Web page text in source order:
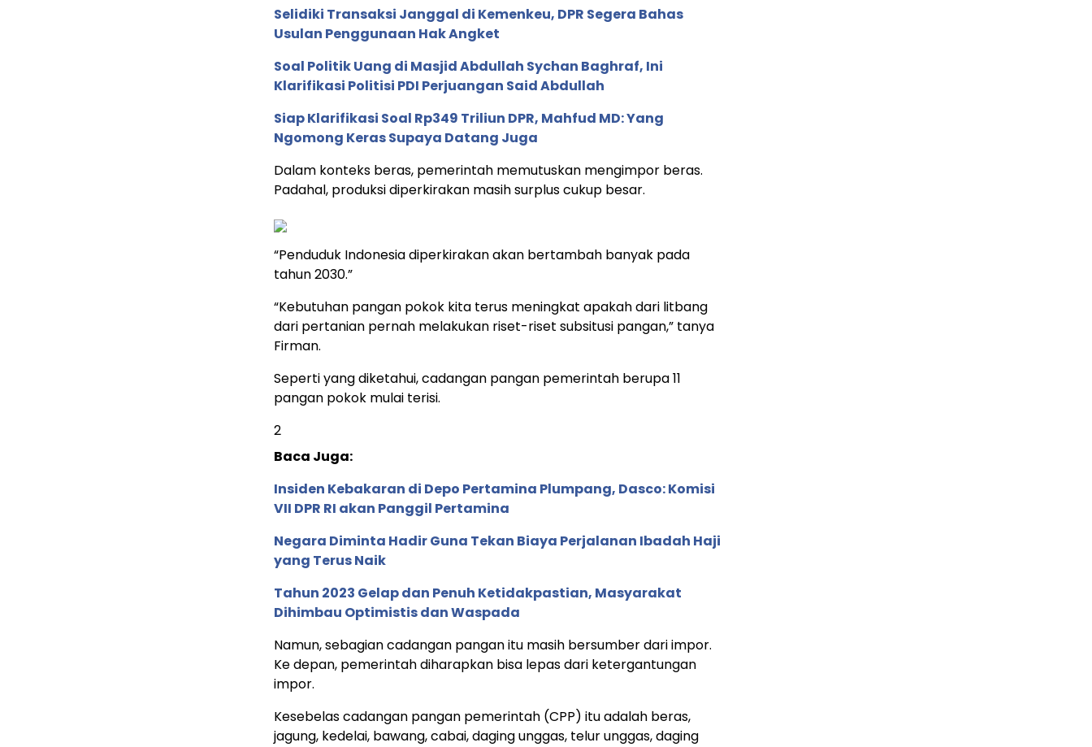
Selidiki Transaksi Janggal di Kemenkeu, DPR Segera Bahas
Usulan Penggunaan Hak Angket
Soal Politik Uang di Masjid Abdullah Sychan Baghraf, Ini
Klarifikasi Politisi PDI Perjuangan Said Abdullah
Siap Klarifikasi Soal Rp349 Triliun DPR, Mahfud MD: Yang
Ngomong Keras Supaya Datang Juga
Dalam konteks beras, pemerintah memutuskan mengimpor beras.
Padahal, produksi diperkirakan masih surplus cukup besar.
“Penduduk Indonesia diperkirakan akan bertambah banyak pada
tahun 2030.”
“Kebutuhan pangan pokok kita terus meningkat apakah dari litbang
dari pertanian pernah melakukan riset-riset subsitusi pangan,” tanya
Firman.
Seperti yang diketahui, cadangan pangan pemerintah berupa 11
pangan pokok mulai terisi.
2
Baca Juga:
Insiden Kebakaran di Depo Pertamina Plumpang, Dasco: Komisi
VII DPR RI akan Panggil Pertamina
Negara Diminta Hadir Guna Tekan Biaya Perjalanan Ibadah Haji
yang Terus Naik
Tahun 2023 Gelap dan Penuh Ketidakpastian, Masyarakat
Dihimbau Optimistis dan Waspada
Namun, sebagian cadangan pangan itu masih bersumber dari impor.
Ke depan, pemerintah diharapkan bisa lepas dari ketergantungan
impor.
Kesebelas cadangan pangan pemerintah (CPP) itu adalah beras,
jagung, kedelai, bawang, cabai, daging unggas, telur unggas, daging